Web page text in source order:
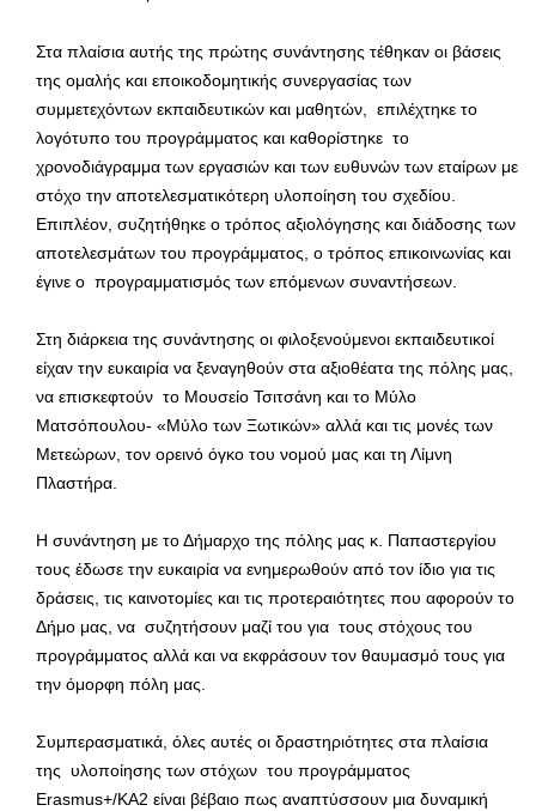
Στα πλαίσια αυτής της πρώτης συνάντησης τέθηκαν οι βάσεις
της ομαλής και εποικοδομητικής συνεργασίας των
συμμετεχόντων εκπαιδευτικών και μαθητών, επιλέχτηκε το
λογότυπο του προγράμματος και καθορίστηκε το
χρονοδιάγραμμα των εργασιών και των ευθυνών των εταίρων με
στόχο την αποτελεσματικότερη υλοποίηση του σχεδίου.
Επιπλέον, συζητήθηκε ο τρόπος αξιολόγησης και διάδοσης των
αποτελεσμάτων του προγράμματος, ο τρόπος επικοινωνίας και
έγινε ο προγραμματισμός των επόμενων συναντήσεων.
Στη διάρκεια της συνάντησης οι φιλοξενούμενοι εκπαιδευτικοί
είχαν την ευκαιρία να ξεναγηθούν στα αξιοθέατα της πόλης μας,
να επισκεφτούν το Μουσείο Τσιτσάνη και το Μύλο
Ματσόπουλου- «Μύλο των Ξωτικών» αλλά και τις μονές των
Μετεώρων, τον ορεινό όγκο του νομού μας και τη Λίμνη
Πλαστήρα.
Η συνάντηση με το Δήμαρχο της πόλης μας κ. Παπαστεργίου
τους έδωσε την ευκαιρία να ενημερωθούν από τον ίδιο για τις
δράσεις, τις καινοτομίες και τις προτεραιότητες που αφορούν το
Δήμο μας, να συζητήσουν μαζί του για τους στόχους του
προγράμματος αλλά και να εκφράσουν τον θαυμασμό τους για
την όμορφη πόλη μας.
Συμπερασματικά, όλες αυτές οι δραστηριότητες στα πλαίσια
της υλοποίησης των στόχων του προγράμματος
Erasmus+/KA2 είναι βέβαιο πως αναπτύσσουν μια δυναμική